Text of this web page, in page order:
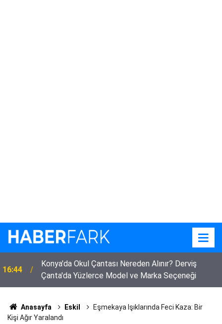
16:44
Konya'da Okul Çantası Nereden Alınır? Derviş
Çanta'da Yüzlerce Model ve Marka Seçeneği
Anasayfa Eskil
Eşmekaya Işıklarında Feci Kaza: Bir
Kişi Ağır Yaralandı